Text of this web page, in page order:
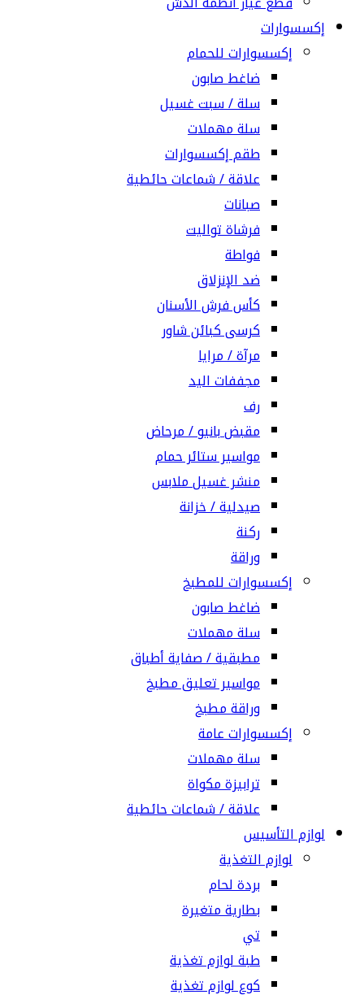
إكسسوارات
إكسسوارات للحمام
ضاغط صابون
سلة / سبت غسيل
سلة مهملات
طقم إكسسوارات
علاقة / شماعات حائطية
صبانات
فرشاة تواليت
فواطة
ضد الإنزلاق
كأس فرش الأسنان
كرسى كبائن شاور
مرآة / مرايا
مجففات اليد
رف
مقبض بانيو / مرحاض
مواسير ستائر حمام
منشر غسيل ملابس
صيدلية / خزانة
ركنة
وراقة
إكسسوارات للمطبخ
ضاغط صابون
سلة مهملات
مطبقية / صفاية أطباق
مواسير تعليق مطبخ
وراقة مطبخ
إكسسوارات عامة
سلة مهملات
ترابيزة مكواة
علاقة / شماعات حائطية
لوازم التأسيس
لوازم التغذية
بردة لحام
بطارية متغيرة
تي
طبة لوازم تغذية
كوع لوازم تغذية